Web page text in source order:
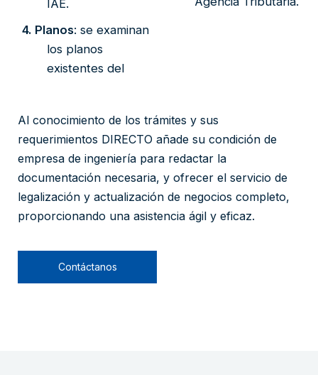
IAE.
4. Planos: se examinan
los planos
existentes del
Al conocimiento de los trámites y sus
requerimientos DIRECTO añade su condición de
empresa de ingeniería para redactar la
documentación necesaria, y ofrecer el servicio de
legalización y actualización de negocios completo,
proporcionando una asistencia ágil y eficaz.
Contáctanos